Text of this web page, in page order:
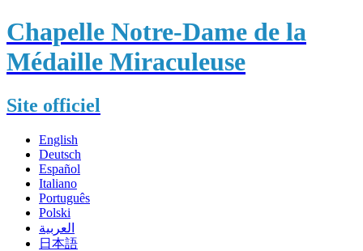
Chapelle Notre-Dame de la
Médaille Miraculeuse
Site officiel
English
Deutsch
Español
Italiano
Português
Polski
العربية
日本語